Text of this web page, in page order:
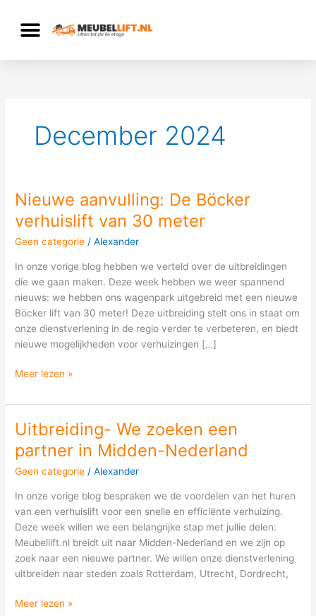
December 2024
Nieuwe aanvulling: De Böcker
verhuislift van 30 meter
Geen categorie /Alexander
In onze vorige blog hebben we verteld over de uitbreidingen
die we gaan maken. Deze week hebben we weer spannend
nieuws: we hebben ons wagenpark uitgebreid met een nieuwe
Böcker lift van 30 meter! Deze uitbreiding stelt ons in staat om
onze dienstverlening in de regio verder te verbeteren, en biedt
nieuwe mogelijkheden voor verhuizingen […]
Nieuwe
aanvulling:
De
Böcker
Meer lezen »
Uitbreiding- We zoeken een
partner in Midden-Nederland
Geen categorie /Alexander
In onze vorige blog bespraken we de voordelen van het huren
van een verhuislift voor een snelle en efficiënte verhuizing.
Deze week willen we een belangrijke stap met jullie delen:
Meubellift.nl breidt uit naar Midden-Nederland en we zijn op
zoek naar een nieuwe partner. We willen onze dienstverlening
uitbreiden naar steden zoals Rotterdam, Utrecht, Dordrecht,
Uitbreiding-
zoeken
een
Meer lezen »